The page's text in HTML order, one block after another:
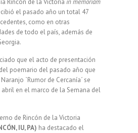
Rincón de la Victoria in memoriam
el pasado año un total 47
como en otras
de todo el país, además de
que el acto de presentación
poemario del pasado año que
`Rumor de Cercanía´ se
en el marco de la Semana del
de Rincón de la Victoria
IU, PA) ha destacado el